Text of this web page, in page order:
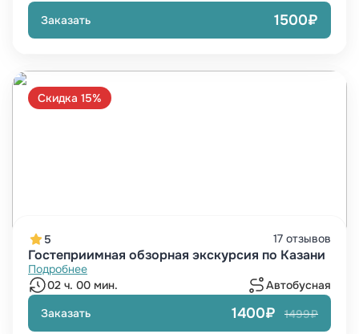
Заказать
1500₽
Скидка 15%
5 17 отзывов
Гостеприимная обзорная экскурсия по Казани
Подробнее
02 ч. 00 мин.
Автобусная
Заказать
1400₽ 1499₽